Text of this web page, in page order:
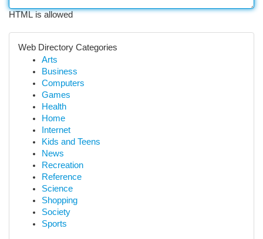
HTML is allowed
Web Directory Categories
Arts
Business
Computers
Games
Health
Home
Internet
Kids and Teens
News
Recreation
Reference
Science
Shopping
Society
Sports